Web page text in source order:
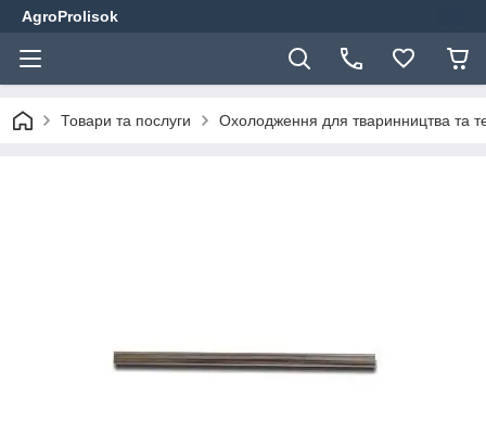
AgroProlisok
Товари та послуги Охолодження для тваринництва та